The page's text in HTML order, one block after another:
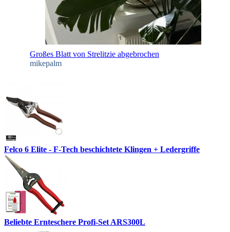
Großes Blatt von Strelitzie abgebrochen
mikepalm
Felco 6 Elite - F-Tech beschichtete Klingen + Ledergriffe
Beliebte Ernteschere Profi-Set ARS300L